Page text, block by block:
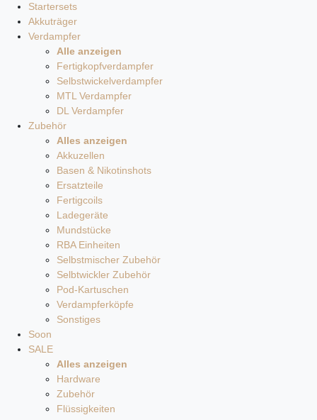
Startersets
Akkuträger
Verdampfer
Alle anzeigen
Fertigkopfverdampfer
Selbstwickelverdampfer
MTL Verdampfer
DL Verdampfer
Zubehör
Alles anzeigen
Akkuzellen
Basen & Nikotinshots
Ersatzteile
Fertigcoils
Ladegeräte
Mundstücke
RBA Einheiten
Selbstmischer Zubehör
Selbtwickler Zubehör
Pod-Kartuschen
Verdampferköpfe
Sonstiges
Soon
SALE
Alles anzeigen
Hardware
Zubehör
Flüssigkeiten